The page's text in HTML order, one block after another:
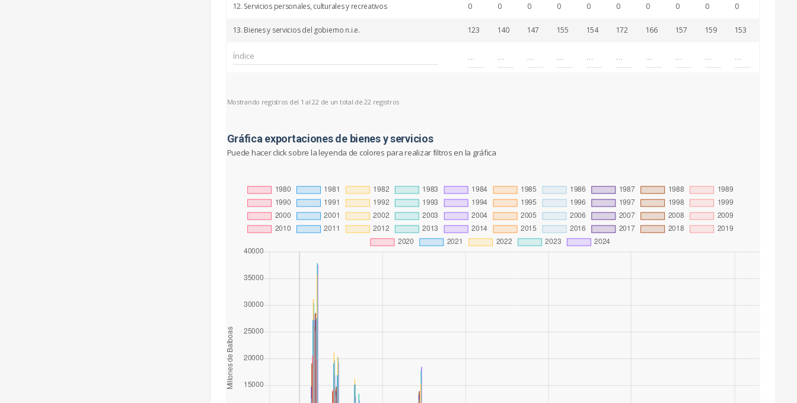
12. Servicios personales, culturales y recreativos 0 0 0 0 0 0 0 0 0 0
13. Bienes y servicios del gobierno n.i.e. 123 140 147 155 154 172 166 157 159 153
Mostrando registros del 1 al 22 de un total de 22 registros
Gráfica exportaciones de bienes y servicios
Puede hacer click sobre la leyenda de colores para realizar filtros en la gráfica